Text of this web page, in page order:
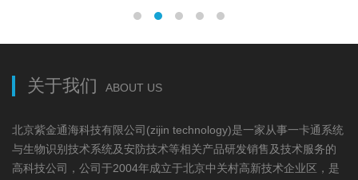
关于我们 ABOUT US
北京紫金通海科技有限公司(zijin technology)是一家从事一卡通系统
与生物识别技术系统及安防技术等相关产品研发销售及技术服务的
高科技公司，公司于2004年成立于北京中关村高新技术企业区，是